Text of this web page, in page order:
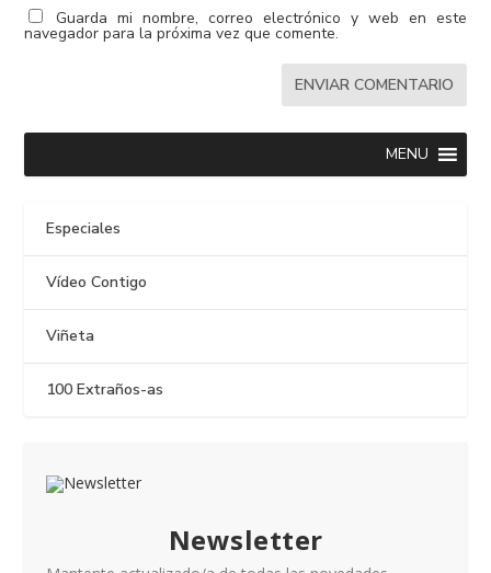
Guarda mi nombre, correo electrónico y web en este
navegador para la próxima vez que comente.
MENU
Especiales
Vídeo Contigo
Viñeta
100 Extraños-as
Newsletter